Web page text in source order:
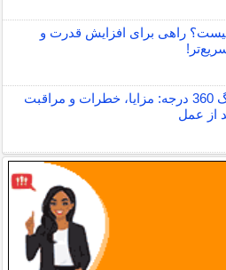
راهی برای افزایش قدرت و
بادی کانتورینگ 360 درجه: مزایا، خطرات و مراقبت
از عمل